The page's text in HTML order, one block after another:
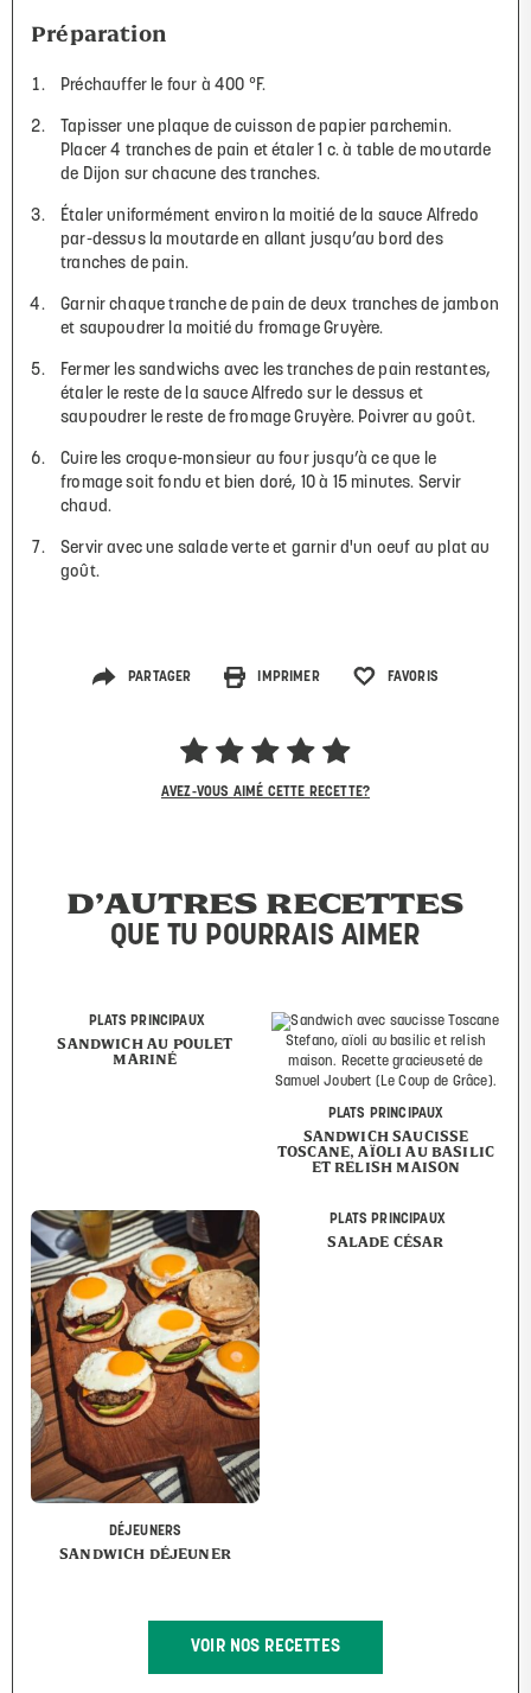
Préparation
Préchauffer le four à 400 °F.
Tapisser une plaque de cuisson de papier parchemin.
Placer 4 tranches de pain et étaler 1 c. à table de moutarde
de Dijon sur chacune des tranches.
Étaler uniformément environ la moitié de la sauce Alfredo
par-dessus la moutarde en allant jusqu’au bord des
tranches de pain.
Garnir chaque tranche de pain de deux tranches de jambon
et saupoudrer la moitié du fromage Gruyère.
Fermer les sandwichs avec les tranches de pain restantes,
étaler le reste de la sauce Alfredo sur le dessus et
saupoudrer le reste de fromage Gruyère. Poivrer au goût.
Cuire les croque-monsieur au four jusqu’à ce que le
fromage soit fondu et bien doré, 10 à 15 minutes. Servir
chaud.
Servir avec une salade verte et garnir d'un oeuf au plat au
goût.
PARTAGER IMPRIMER FAVORIS
AVEZ-VOUS AIMÉ CETTE RECETTE?
D’AUTRES RECETTES
QUE TU POURRAIS AIMER
PLATS PRINCIPAUX
SANDWICH AU POULET
MARINÉ
PLATS PRINCIPAUX
SANDWICH SAUCISSE
TOSCANE, AÏOLI AU BASILIC
ET RELISH MAISON
DÉJEUNERS
SANDWICH DÉJEUNER
PLATS PRINCIPAUX
SALADE CÉSAR
VOIR NOS RECETTES